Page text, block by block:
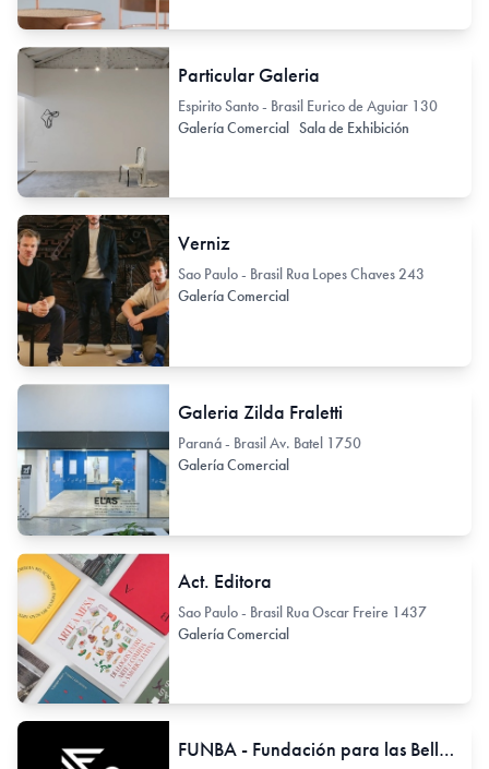
Particular Galeria
Espirito Santo - Brasil Eurico de Aguiar 130
Galería Comercial Sala de Exhibición
Verniz
Sao Paulo - Brasil Rua Lopes Chaves 243
Galería Comercial
Galeria Zilda Fraletti
Paraná - Brasil Av. Batel 1750
Galería Comercial
Act. Editora
Sao Paulo - Brasil Rua Oscar Freire 1437
Galería Comercial
FUNBA - Fundación para las Bellas Artes y la Cultura